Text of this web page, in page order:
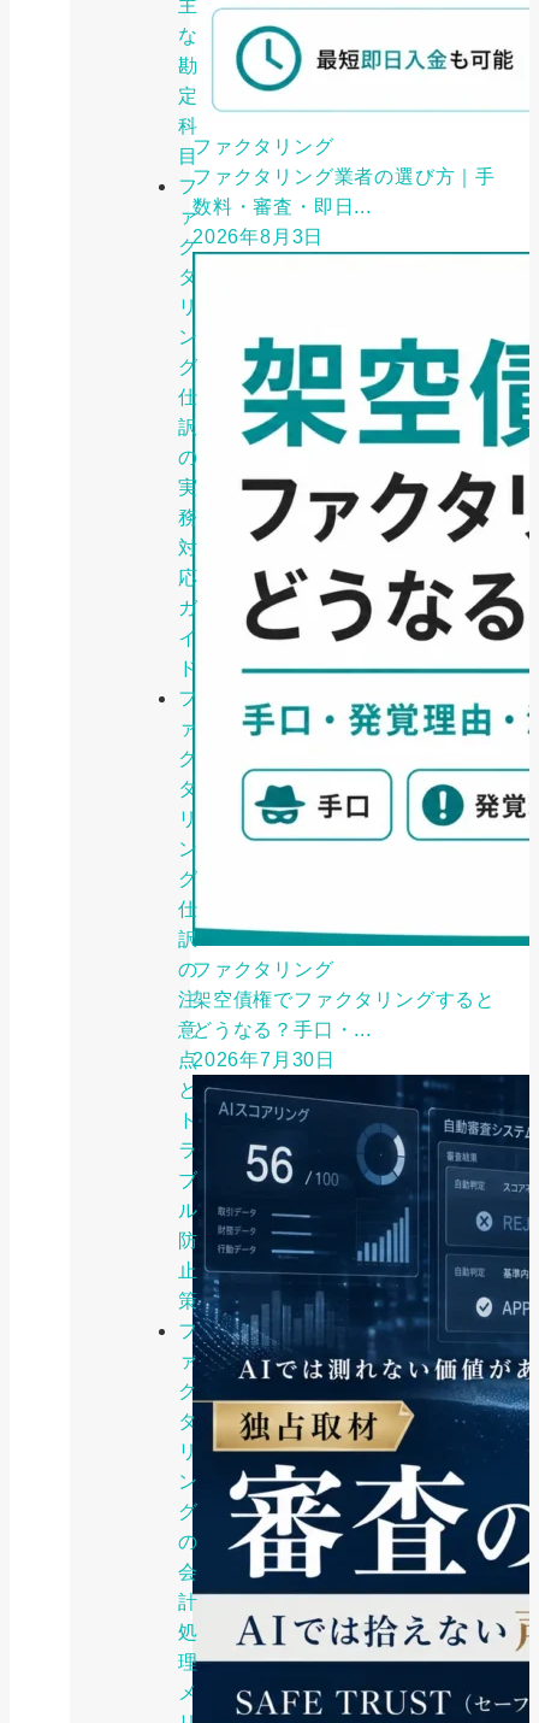
主
な
勘
定
科
目
フ
ァ
ク
タ
リ
ン
グ
仕
訳
の
実
務
対
応
ガ
イ
ド
フ
ァ
ク
タ
リ
ン
グ
仕
訳
の
注
意
点
と
ト
ラ
ブ
ル
防
止
策
フ
ァ
ク
タ
リ
ン
グ
の
会
計
処
理
メ
ファクタリング
ファクタリング業者の選び方｜手
数料・審査・即日...
2026年8月3日
ファクタリング
架空債権でファクタリングすると
どうなる？手口・...
2026年7月30日